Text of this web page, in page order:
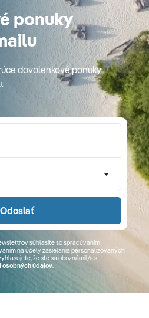
ponuky
dovolenkové ponuky
Odoslať
súhlasíte so spracúvaním
na účely zasielania personalizovaných
že ste sa oboznámil/a s
osobných údajov.